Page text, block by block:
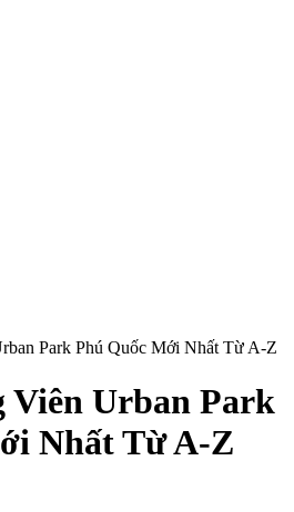
Park Phú Quốc Mới Nhất Từ A-Z
Viên Urban Park
Nhất Từ A-Z